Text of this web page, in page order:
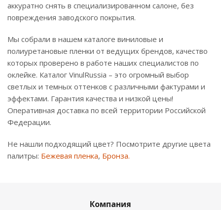
аккуратно снять в специализированном салоне, без
повреждения заводского покрытия.
Мы собрали в нашем каталоге виниловые и
полиуретановые пленки от ведущих брендов, качество
которых проверено в работе наших специалистов по
оклейке. Каталог VinulRussia – это огромный выбор
светлых и темных оттенков с различными фактурами и
эффектами. Гарантия качества и низкой цены!
Оперативная доставка по всей территории Российской
Федерации.
Не нашли подходящий цвет? Посмотрите другие цвета
палитры: Бежевая пленка, Бронза.
Компания